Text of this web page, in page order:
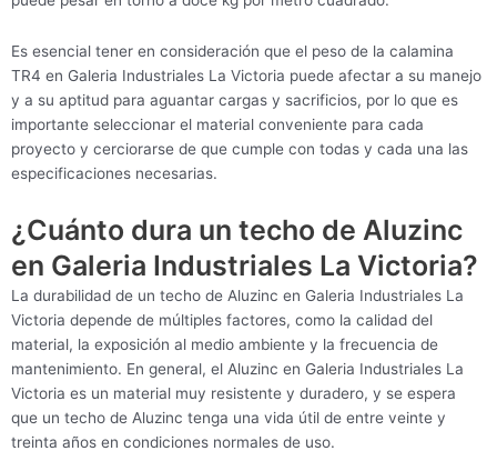
Es esencial tener en consideración que el peso de la calamina
TR4 en Galeria Industriales La Victoria puede afectar a su manejo
y a su aptitud para aguantar cargas y sacrificios, por lo que es
importante seleccionar el material conveniente para cada
proyecto y cerciorarse de que cumple con todas y cada una las
especificaciones necesarias.
¿Cuánto dura un techo de Aluzinc
en Galeria Industriales La Victoria?
La durabilidad de un techo de Aluzinc en Galeria Industriales La
Victoria depende de múltiples factores, como la calidad del
material, la exposición al medio ambiente y la frecuencia de
mantenimiento. En general, el Aluzinc en Galeria Industriales La
Victoria es un material muy resistente y duradero, y se espera
que un techo de Aluzinc tenga una vida útil de entre veinte y
treinta años en condiciones normales de uso.